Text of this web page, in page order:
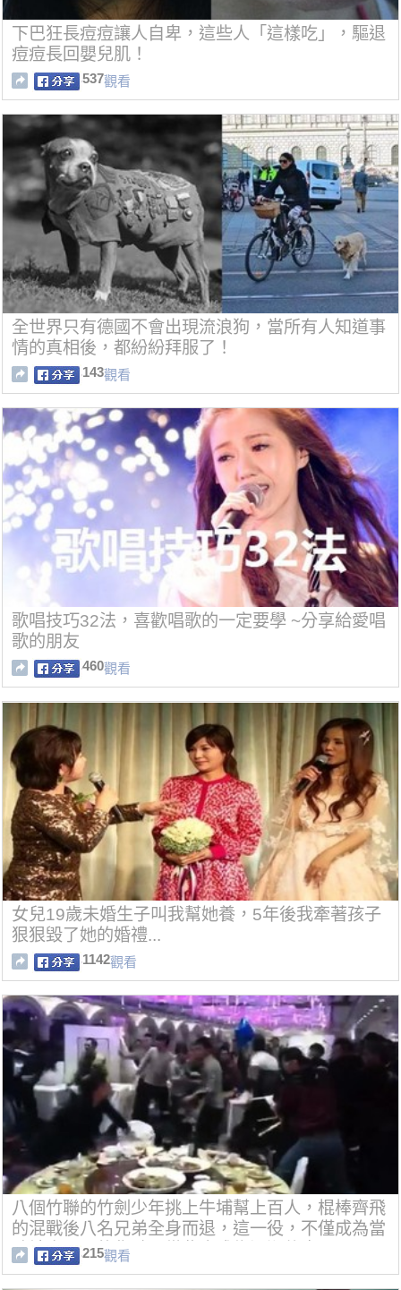
下巴狂長痘痘讓人自卑，這些人「這樣吃」，驅退
痘痘長回嬰兒肌！
537觀看
全世界只有德國不會出現流浪狗，當所有人知道事
情的真相後，都紛紛拜服了！
143觀看
歌唱技巧32法，喜歡唱歌的一定要學 ~分享給愛唱
歌的朋友
460觀看
女兒19歲未婚生子叫我幫她養，5年後我牽著孩子
狠狠毀了她的婚禮...
1142觀看
八個竹聯的竹劍少年挑上牛埔幫上百人，棍棒齊飛
的混戰後八名兄弟全身而退，這一役，不僅成為當
時社會矚目的焦點，從此也成為江湖傳奇。」
215觀看